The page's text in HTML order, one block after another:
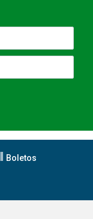
Boletos